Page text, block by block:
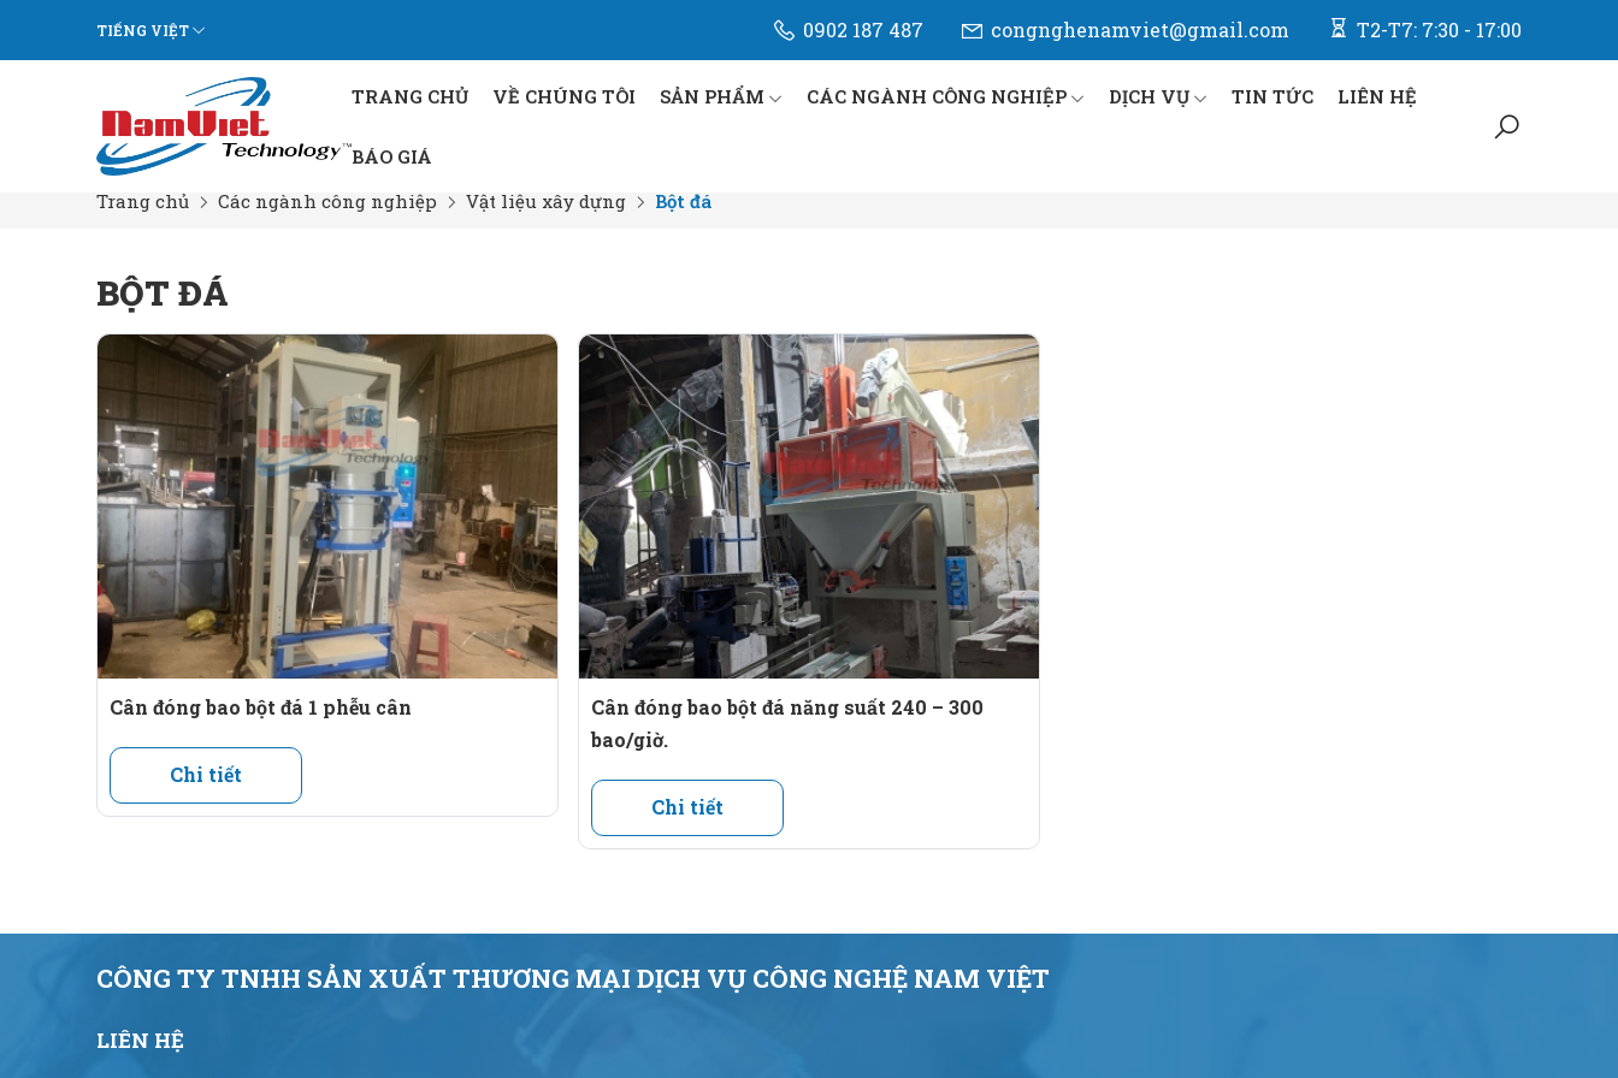
TIẾNG VIỆT 0902 187 487 congnghenamviet@gmail.com T2-T7: 7:30 - 17:00
TRANG CHỦ VỀ CHÚNG TÔI SẢN PHẨM CÁC NGÀNH CÔNG NGHIỆP DỊCH VỤ TIN TỨC LIÊN HỆ
BÁO GIÁ
Trang chủ
Các ngành công nghiệp Vật liệu xây dựng Bột đá
BỘT ĐÁ
Cân đóng bao bột đá 1 phễu cân
Chi tiết
Cân đóng bao bột đá năng suất 240 – 300
bao/giờ.
Chi tiết
CÔNG TY TNHH SẢN XUẤT THƯƠNG MẠI DỊCH VỤ CÔNG NGHỆ NAM VIỆT
LIÊN HỆ